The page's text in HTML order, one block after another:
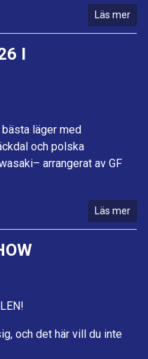
Läs mer
I
läger med
och polska
arrangerat av GF
Läs mer
och det här vill du inte